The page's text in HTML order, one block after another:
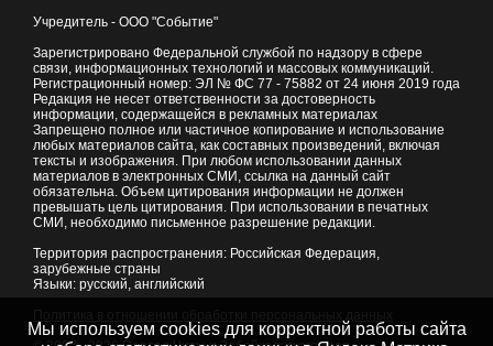
Учредитель - ООО "Событие"
Зарегистрировано Федеральной службой по надзору в сфере
связи, информационных технологий и массовых коммуникаций.
Регистрационный номер: ЭЛ № ФС 77 - 75882 от 24 июня 2019 года
Редакция не несет ответственности за достоверность
информации, содержащейся в рекламных материалах
Запрещено полное или частичное копирование и использование
любых материалов сайта, как составных произведений, включая
тексты и изображения. При любом использовании данных
материалов в электронных СМИ, ссылка на данный сайт
обязательна. Объем цитирования информации не должен
превышать цель цитирования. При использовании в печатных
СМИ, необходимо письменное разрешение редакции.
Территория распространения: Российская Федерация,
зарубежные страны
Языки: русский, английский
Мы используем cookies для корректной работы сайта